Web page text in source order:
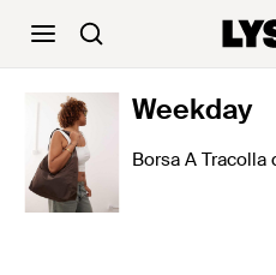
Weekday
Borsa A